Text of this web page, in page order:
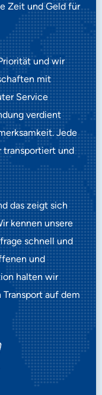
Zeit und Geld für
und wir
mit
Service
verdient
Jede
transportiert und
das zeigt sich
kennen unsere
schnell und
und
halten wir
auf dem